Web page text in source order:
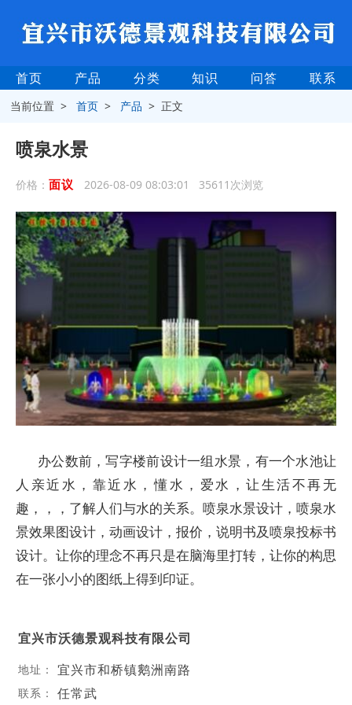
首页 产品 分类 知识 问答 联系
当前位置 >首页 > 产品 > 正文
喷泉水景
价格： 面议 2026-08-09 08:03:01 35611次浏览
办公数前，写字楼前设计一组水景，有一个水池让
人亲近水，靠近水，懂水，爱水，让生活不再无
趣，，，了解人们与水的关系。喷泉水景设计，喷泉水
景效果图设计，动画设计，报价，说明书及喷泉投标书
设计。让你的理念不再只是在脑海里打转，让你的构思
在一张小小的图纸上得到印证。
宜兴市沃德景观科技有限公司
地址： 宜兴市和桥镇鹅洲南路
联系： 任常武